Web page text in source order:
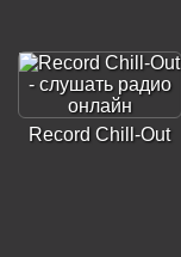
Record Chill-Out